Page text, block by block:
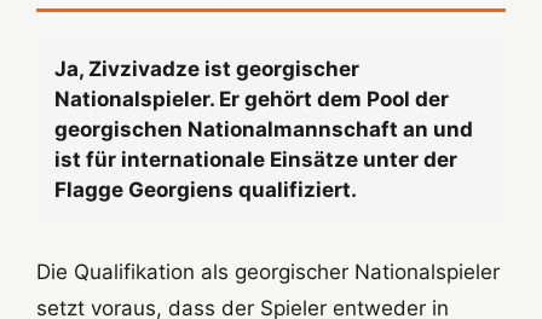
Ja, Zivzivadze ist georgischer
Nationalspieler. Er gehört dem Pool der
georgischen Nationalmannschaft an und
ist für internationale Einsätze unter der
Flagge Georgiens qualifiziert.
Die Qualifikation als georgischer Nationalspieler
setzt voraus, dass der Spieler entweder in